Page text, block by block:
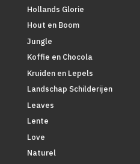
Hollands Glorie
Hout en Boom
Jungle
Koffie en Chocola
Kruiden en Lepels
Landschap Schilderijen
Leaves
Lente
Love
Naturel